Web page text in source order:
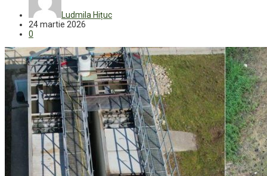
Ludmila Hițuc
24 martie 2026
0